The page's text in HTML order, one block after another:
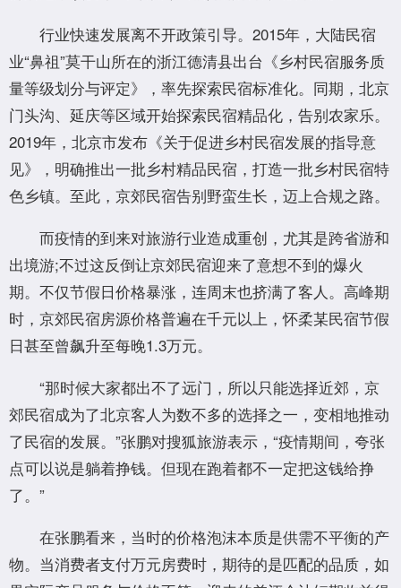
行业快速发展离不开政策引导。2015年，大陆民宿
业“鼻祖”莫干山所在的浙江德清县出台《乡村民宿服务质
量等级划分与评定》，率先探索民宿标准化。同期，北京
门头沟、延庆等区域开始探索民宿精品化，告别农家乐。
2019年，北京市发布《关于促进乡村民宿发展的指导意
见》，明确推出一批乡村精品民宿，打造一批乡村民宿特
色乡镇。至此，京郊民宿告别野蛮生长，迈上合规之路。
而疫情的到来对旅游行业造成重创，尤其是跨省游和
出境游;不过这反倒让京郊民宿迎来了意想不到的爆火
期。不仅节假日价格暴涨，连周末也挤满了客人。高峰期
时，京郊民宿房源价格普遍在千元以上，怀柔某民宿节假
日甚至曾飙升至每晚1.3万元。
“那时候大家都出不了远门，所以只能选择近郊，京
郊民宿成为了北京客人为数不多的选择之一，变相地推动
了民宿的发展。”张鹏对搜狐旅游表示，“疫情期间，夸张
点可以说是躺着挣钱。但现在跑着都不一定把这钱给挣
了。”
在张鹏看来，当时的价格泡沫本质是供需不平衡的产
物。当消费者支付万元房费时，期待的是匹配的品质，如